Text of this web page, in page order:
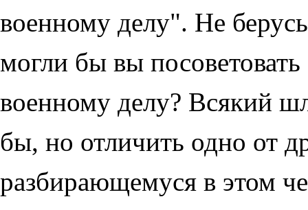
военному делу". Не
могли бы вы
военному делу? Всякий
бы, но отличить одно от
разбирающемуся в этом